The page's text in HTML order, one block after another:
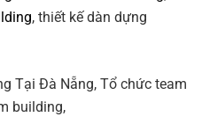
, thiết kế dàn dựng